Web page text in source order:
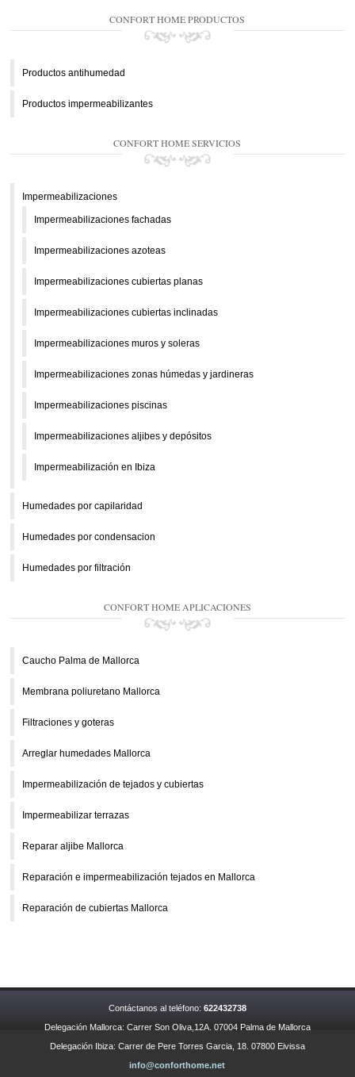
CONFORT HOME PRODUCTOS
Productos antihumedad
Productos impermeabilizantes
CONFORT HOME SERVICIOS
Impermeabilizaciones
Impermeabilizaciones fachadas
Impermeabilizaciones azoteas
Impermeabilizaciones cubiertas planas
Impermeabilizaciones cubiertas inclinadas
Impermeabilizaciones muros y soleras
Impermeabilizaciones zonas húmedas y jardineras
Impermeabilizaciones piscinas
Impermeabilizaciones aljibes y depósitos
Impermeabilización en Ibiza
Humedades por capilaridad
Humedades por condensacion
Humedades por filtración
CONFORT HOME APLICACIONES
Caucho Palma de Mallorca
Membrana poliuretano Mallorca
Filtraciones y goteras
Arreglar humedades Mallorca
Impermeabilización de tejados y cubiertas
Impermeabilizar terrazas
Reparar aljibe Mallorca
Reparación e impermeabilización tejados en Mallorca
Reparación de cubiertas Mallorca
Contáctanos al teléfono: 622432738
Delegación Mallorca: Carrer Son Oliva,12A. 07004 Palma de Mallorca
Delegación Ibiza: Carrer de Pere Torres Garcia, 18. 07800 Eivissa
info@conforthome.net